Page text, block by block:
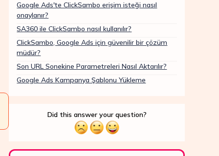
Google Ads'te ClickSambo erişim isteği nasıl
onaylanır?
SA360 ile ClickSambo nasıl kullanılır?
ClickSambo, Google Ads için güvenilir bir çözüm
müdür?
Son URL Sonekine Parametreleri Nasıl Aktarılır?
Google Ads Kampanya Şablonu Yükleme
Did this answer your question?